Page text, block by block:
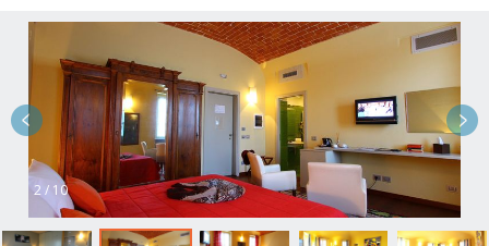
2 / 10